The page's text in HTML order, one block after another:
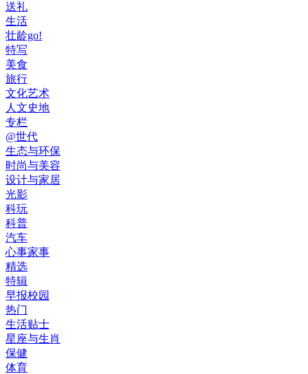
送礼
生活
壮龄go!
特写
美食
旅行
文化艺术
人文史地
专栏
@世代
生态与环保
时尚与美容
设计与家居
光影
科玩
科普
汽车
心事家事
精选
特辑
早报校园
热门
生活贴士
星座与生肖
保健
体育